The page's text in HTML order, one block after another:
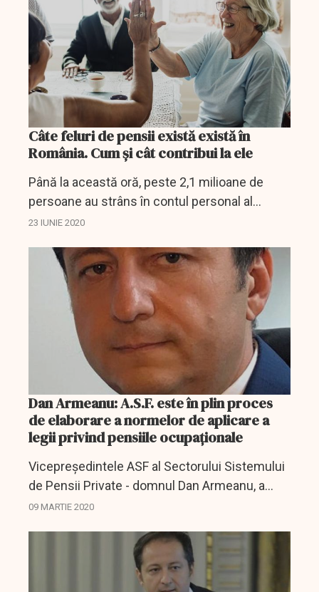
Câte feluri de pensii există există în
România. Cum și cât contribui la ele
Până la această oră, peste 2,1 milioane de
persoane au strâns în contul personal al
Pilonului II de pensii (aproximativ 30% din
timp ce peste...
23 IUNIE 2020
Dan Armeanu: A.S.F. este în plin proces
de elaborare a normelor de aplicare a
legii privind pensiile ocupaționale
Vicepreşedintele ASF al Sectorului Sistemului
de Pensii Private - domnul Dan Armeanu, a
declarat: „Diversificarea surselor de venit la
09 MARTIE 2020